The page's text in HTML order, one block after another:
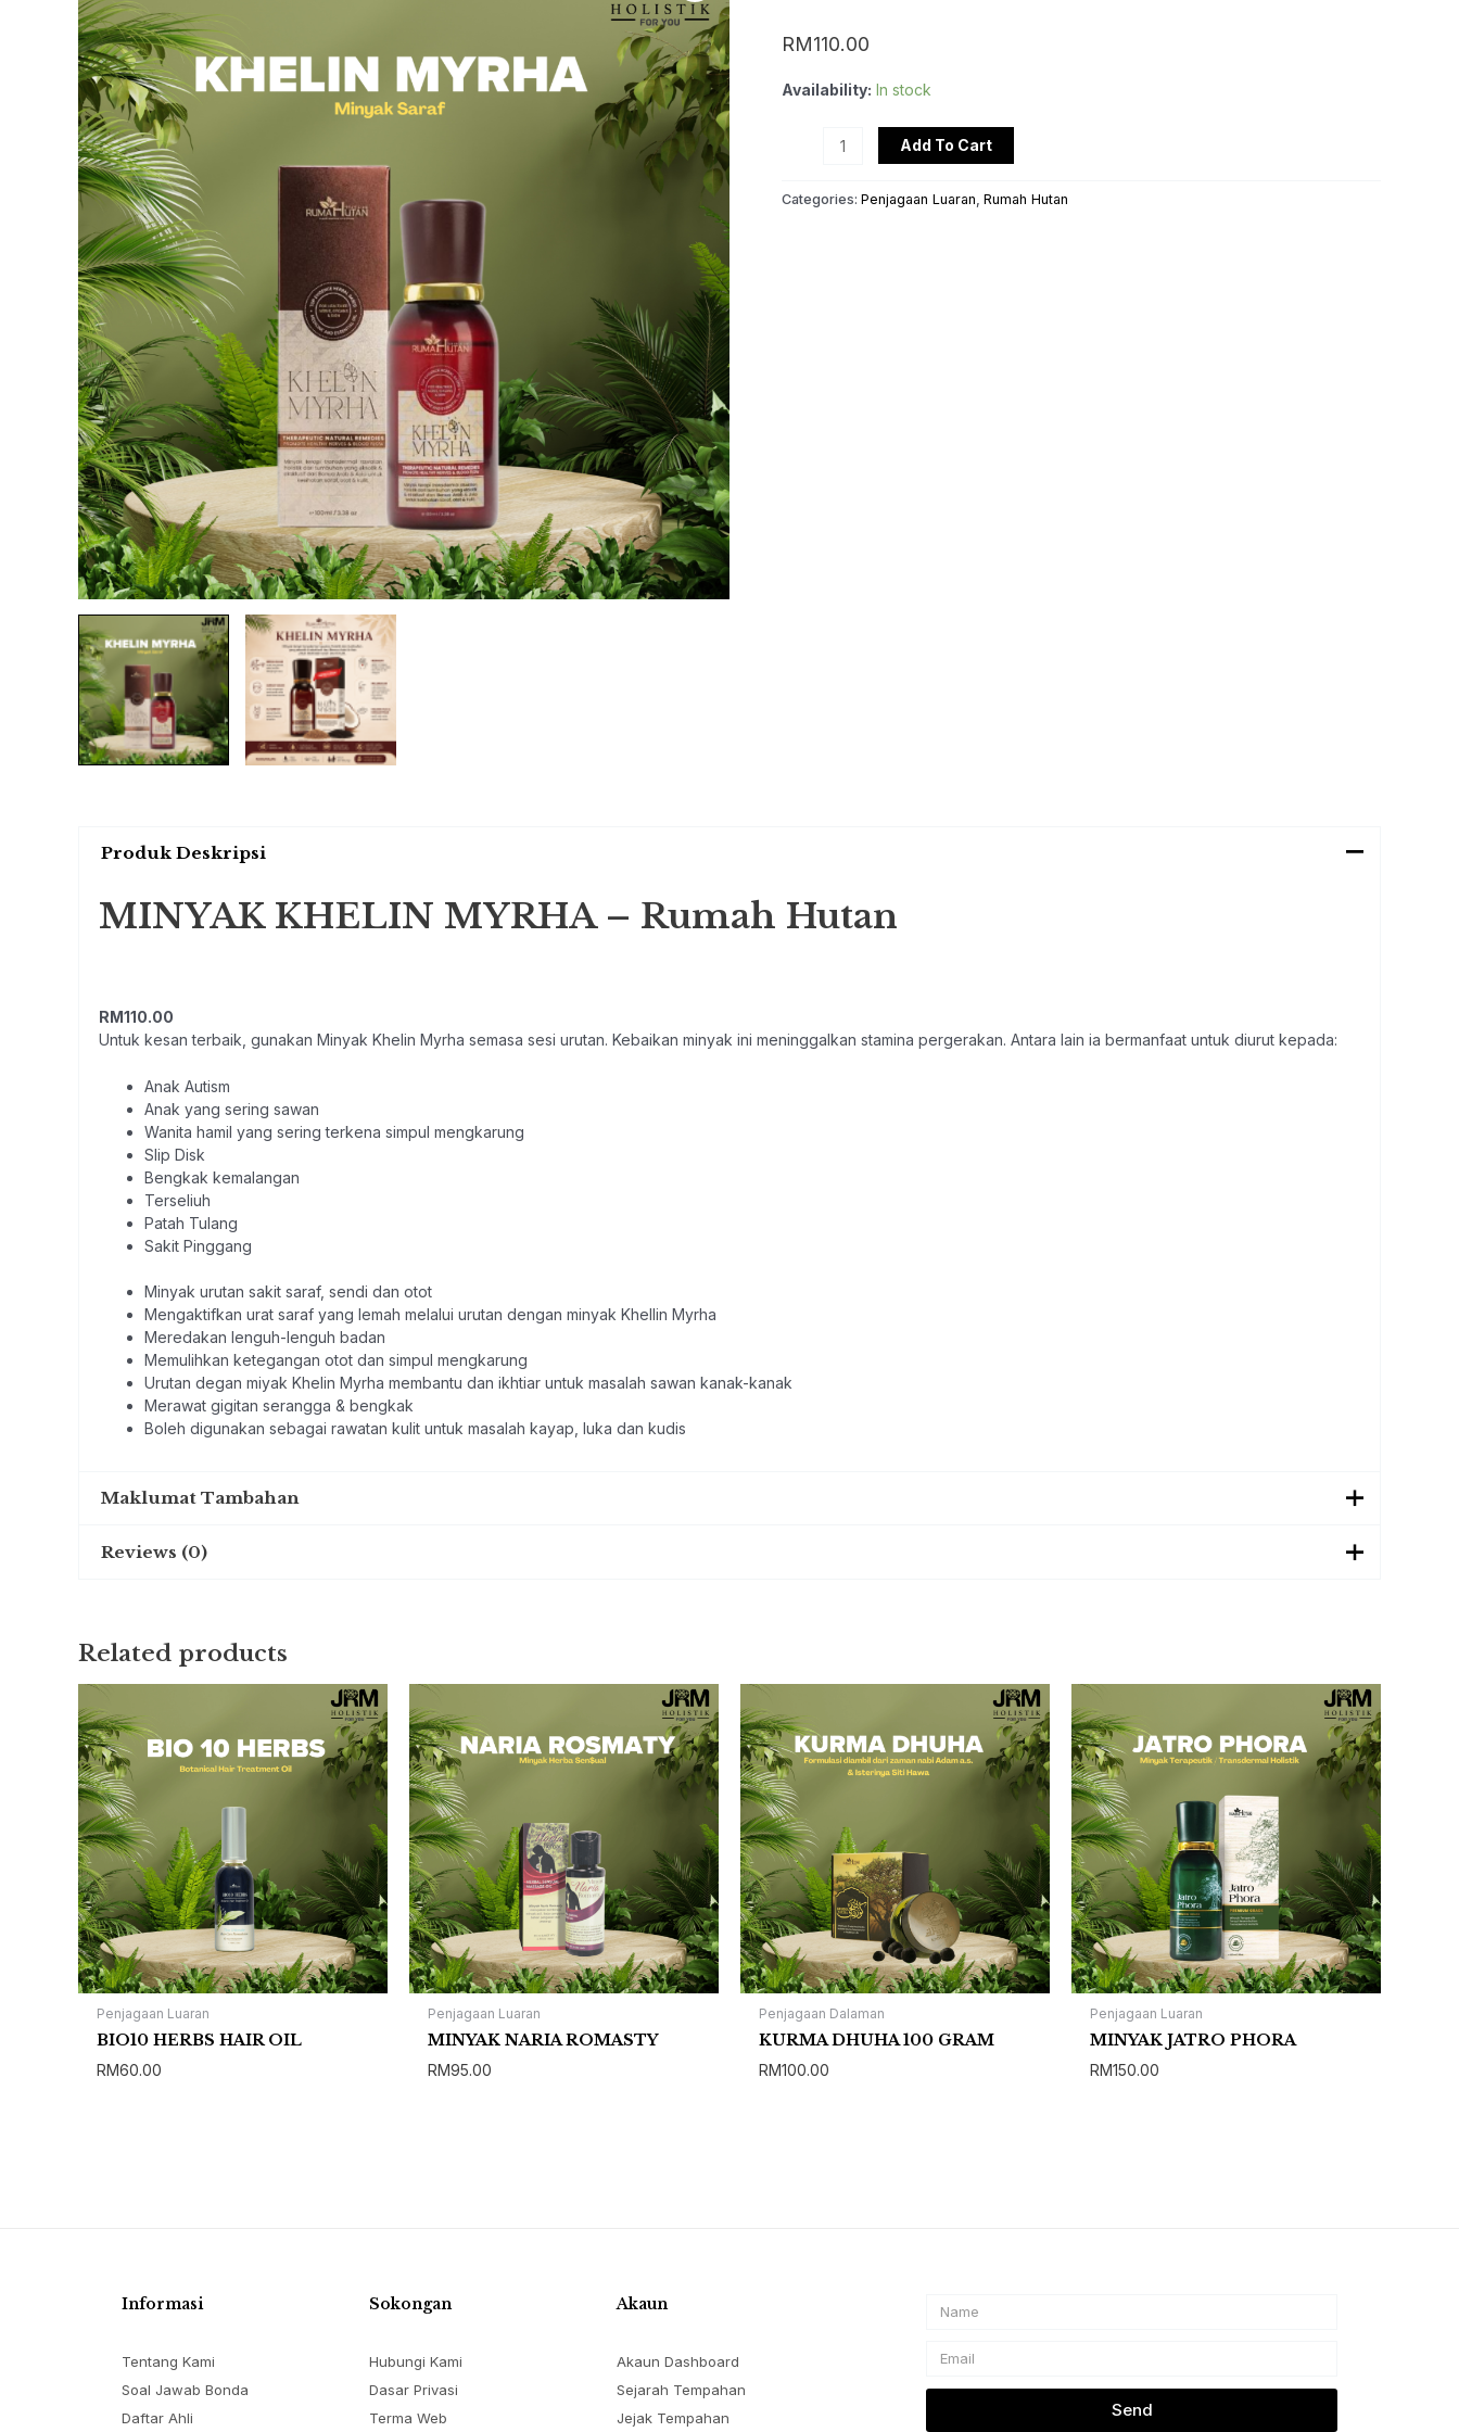
RM110.00
Availability: In stock
MYRHA
Add To Cart
Categories: Penjagaan Luaran, Rumah Hutan
Produk Deskripsi
MINYAK KHELIN MYRHA – Rumah Hutan
RM110.00
Untuk kesan terbaik, gunakan Minyak Khelin Myrha semasa sesi urutan. Kebaikan minyak ini meninggalkan stamina pergerakan. Antara lain ia bermanfaat untuk diurut kepada:
Anak Autism
Anak yang sering sawan
Wanita hamil yang sering terkena simpul mengkarung
Slip Disk
Bengkak kemalangan
Terseliuh
Patah Tulang
Sakit Pinggang
Minyak urutan sakit saraf, sendi dan otot
Mengaktifkan urat saraf yang lemah melalui urutan dengan minyak Khellin Myrha
Meredakan lenguh-lenguh badan
Memulihkan ketegangan otot dan simpul mengkarung
Urutan degan miyak Khelin Myrha membantu dan ikhtiar untuk masalah sawan kanak-kanak
Merawat gigitan serangga & bengkak
Boleh digunakan sebagai rawatan kulit untuk masalah kayap, luka dan kudis
Maklumat Tambahan
Weight
Reviews (0)
Be the first to review “MINYAK KHELIN MYRHA”
to post a review.
Related products
Penjagaan Luaran
BIO10 HERBS HAIR OIL
RM60.00
Penjagaan Luaran
MINYAK NARIA ROMASTY
RM95.00
Penjagaan Dalaman
KURMA DHUHA 100 GRAM
RM100.00
Penjagaan Luaran
MINYAK JATRO PHORA
RM150.00
Informasi
Tentang Kami
Soal Jawab Bonda
Daftar Ahli
Sokongan
Hubungi Kami
Dasar Privasi
Terma Web
Akaun
Akaun Dashboard
Sejarah Tempahan
Jejak Tempahan
Name
Email
Send